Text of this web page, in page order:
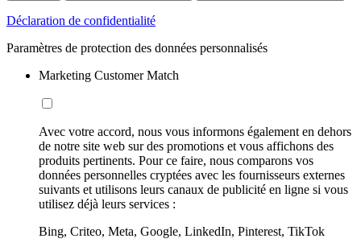
Déclaration de confidentialité
Paramètres de protection des données personnalisés
Marketing Customer Match
Avec votre accord, nous vous informons également en dehors
de notre site web sur des promotions et vous affichons des
produits pertinents. Pour ce faire, nous comparons vos
données personnelles cryptées avec les fournisseurs externes
suivants et utilisons leurs canaux de publicité en ligne si vous
utilisez déjà leurs services :
Bing, Criteo, Meta, Google, LinkedIn, Pinterest, TikTok